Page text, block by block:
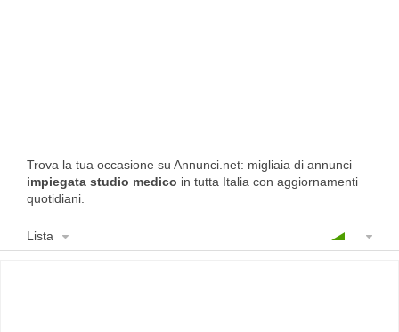
Trova la tua occasione su Annunci.net: migliaia di annunci
impiegata studio medico in tutta Italia con aggiornamenti
quotidiani.
Lista